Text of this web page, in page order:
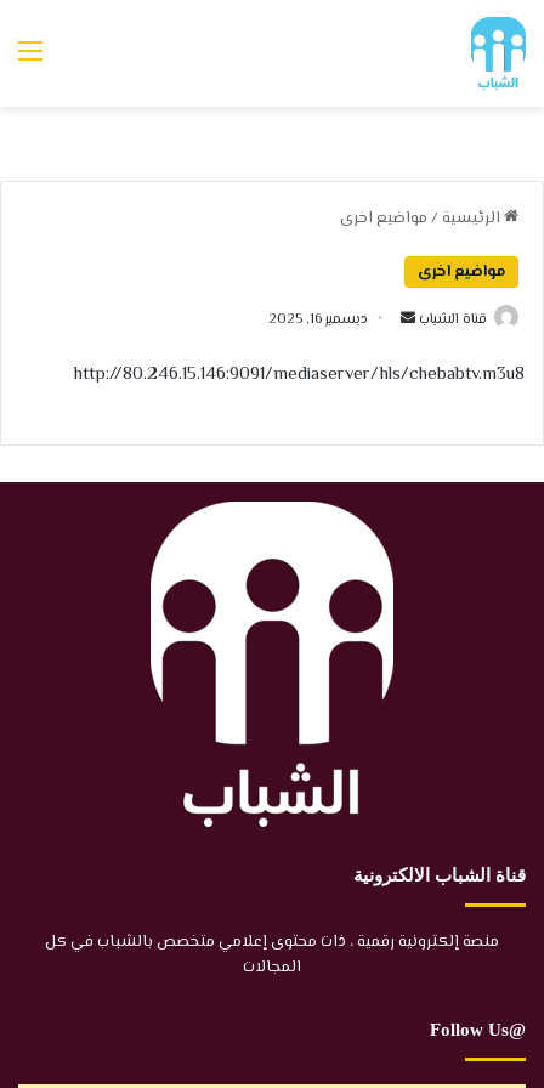
الرئيسية / مواضيع اخرى
مواضيع اخرى
قناة الشباب
أرسل
إلكترونيا
ديسمبر 16, 2025
http://80.246.15.146:9091/mediaserver/hls/chebabtv.m3u8
قناة الشباب الالكترونية
منصة إلكترونية رقمية ، ذات محتوى إعلامي متخصص بالشباب في كل
المجالات
@Follow Us